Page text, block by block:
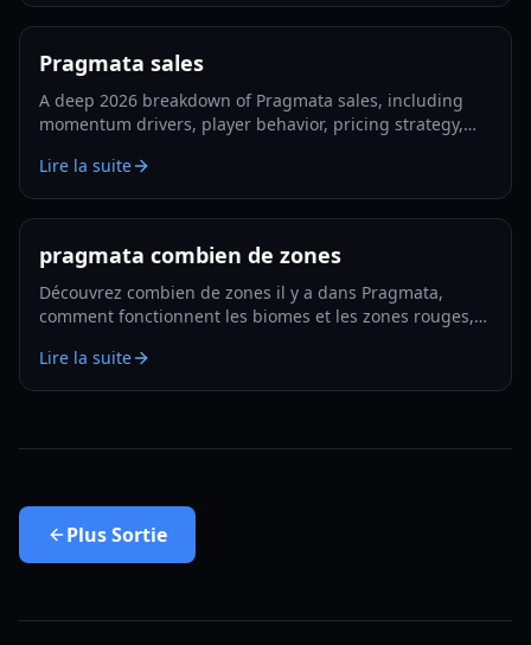
Pragmata sales
A deep 2026 breakdown of Pragmata sales, including
momentum drivers, player behavior, pricing strategy,
Lire la suite
pragmata combien de zones
Découvrez combien de zones il y a dans Pragmata,
comment fonctionnent les biomes et les zones rouges,
améliorations efficaces en 2026.
Lire la suite
PlusSortie